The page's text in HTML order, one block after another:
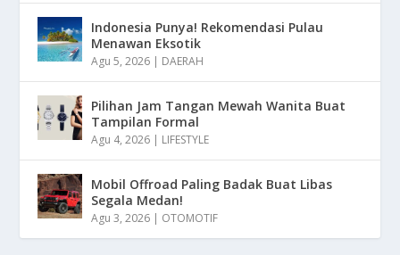
Indonesia Punya! Rekomendasi Pulau
Menawan Eksotik
Agu 5, 2026 | DAERAH
Pilihan Jam Tangan Mewah Wanita Buat
Tampilan Formal
Agu 4, 2026 | LIFESTYLE
Mobil Offroad Paling Badak Buat Libas
Segala Medan!
Agu 3, 2026 | OTOMOTIF